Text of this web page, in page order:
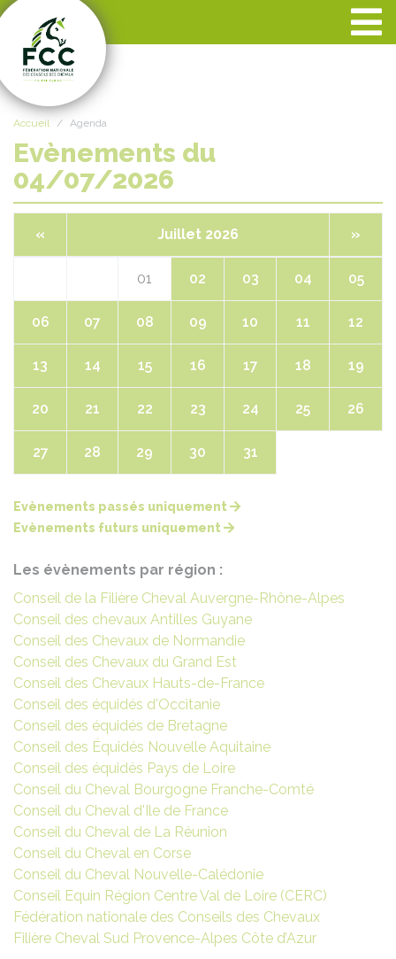
Accueil Agenda
Evènements du
04/07/2026
« Juillet 2026 »
01 02 03 04 05
06 07 08 09 10 11 12
13 14 15 16 17 18 19
20 21 22 23 24 25 26
27 28 29 30 31
Evènements passés uniquement
Evènements futurs uniquement
Les évènements par région :
Conseil de la Filière Cheval Auvergne-Rhône-Alpes
Conseil des chevaux Antilles Guyane
Conseil des Chevaux de Normandie
Conseil des Chevaux du Grand Est
Conseil des Chevaux Hauts-de-France
Conseil des équidés d'Occitanie
Conseil des équidés de Bretagne
Conseil des Équidés Nouvelle Aquitaine
Conseil des équidés Pays de Loire
Conseil du Cheval Bourgogne Franche-Comté
Conseil du Cheval d'Ile de France
Conseil du Cheval de La Réunion
Conseil du Cheval en Corse
Conseil du Cheval Nouvelle-Calédonie
Conseil Equin Région Centre Val de Loire (CERC)
Fédération nationale des Conseils des Chevaux
Filière Cheval Sud Provence-Alpes Côte d’Azur
Panneau de gestion des cookies